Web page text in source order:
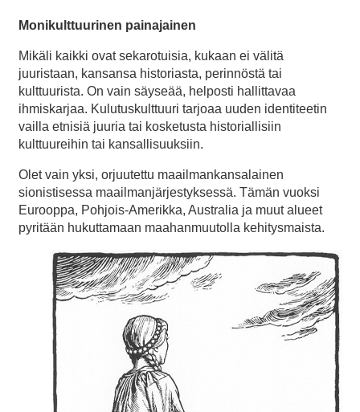
Monikulttuurinen painajainen
Mikäli kaikki ovat sekarotuisia, kukaan ei välitä
juuristaan, kansansa historiasta, perinnöstä tai
kulttuurista. On vain säyseää, helposti hallittavaa
ihmiskarjaa. Kulutuskulttuuri tarjoaa uuden identiteetin
vailla etnisiä juuria tai kosketusta historiallisiin
kulttuureihin tai kansallisuuksiin.
Olet vain yksi, orjuutettu maailmankansalainen
sionistisessa maailmanjärjestyksessä. Tämän vuoksi
Eurooppa, Pohjois-Amerikka, Australia ja muut alueet
pyritään hukuttamaan maahanmuutolla kehitysmaista.